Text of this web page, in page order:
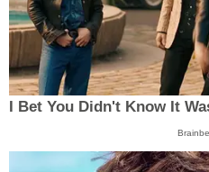
I Bet You Didn't Know It